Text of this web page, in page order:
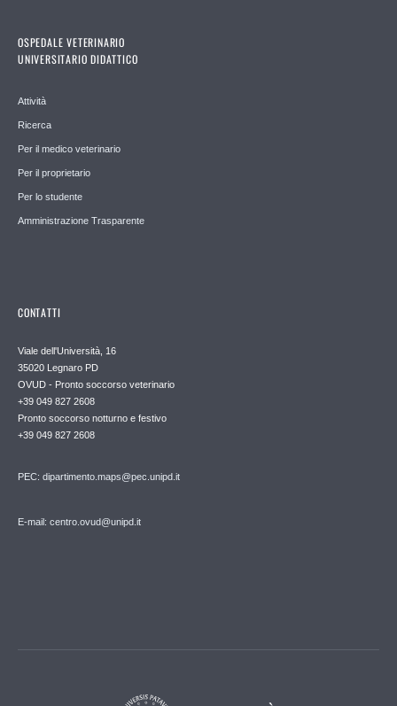
OSPEDALE VETERINARIO
UNIVERSITARIO DIDATTICO
Attività
Ricerca
Per il medico veterinario
Per il proprietario
Per lo studente
Amministrazione Trasparente
CONTATTI
Viale dell'Università, 16
35020 Legnaro PD
OVUD - Pronto soccorso veterinario
+39 049 827 2608
Pronto soccorso notturno e festivo
+39 049 827 2608
PEC: dipartimento.maps@pec.unipd.it
E-mail: centro.ovud@unipd.it